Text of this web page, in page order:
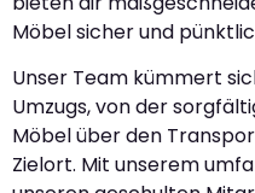
Möbel sicher und
Unser Team kümmert
Umzugs, von der
Möbel über den
Zielort. Mit unserem